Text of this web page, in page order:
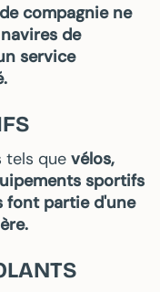
compagnie ne
de
service
tels que vélos,
sportifs
font partie d'une